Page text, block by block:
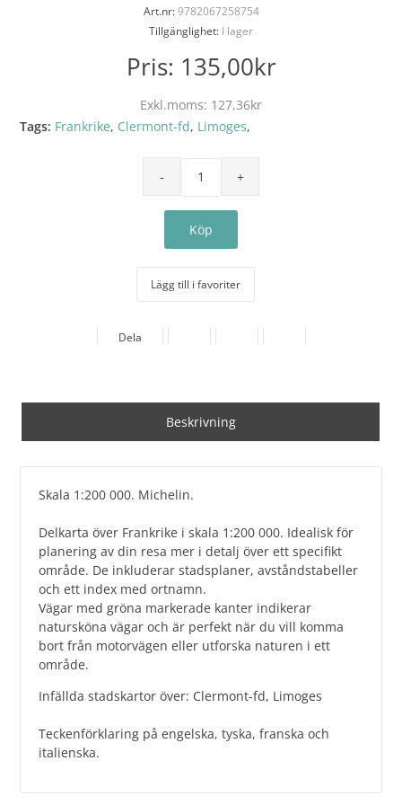
Art.nr:9782067258754
Tillgänglighet: I lager
Pris: 135,00kr
Exkl.moms: 127,36kr
Tags: Frankrike, Clermont-fd, Limoges,
Lägg till i favoriter
Dela
Beskrivning
Skala 1:200 000. Michelin.
Delkarta över Frankrike i skala 1:200 000. Idealisk för
planering av din resa mer i detalj över ett specifikt
område. De inkluderar stadsplaner, avståndstabeller
och ett index med ortnamn.
Vägar med gröna markerade kanter indikerar
natursköna vägar och är perfekt när du vill komma
bort från motorvägen eller utforska naturen i ett
område.
Infällda stadskartor över: Clermont-fd, Limoges
Teckenförklaring på engelska, tyska, franska och
italienska.